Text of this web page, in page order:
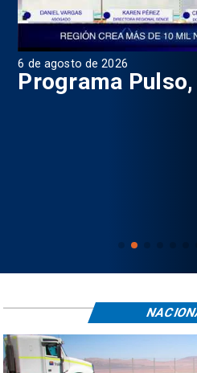
6 de agosto de 2026
Programa